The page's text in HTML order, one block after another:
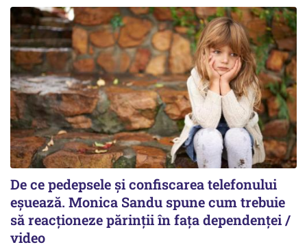
De ce pedepsele și confiscarea telefonului
eșuează. Monica Sandu spune cum trebuie
să reacționeze părinții în fața dependenței /
video